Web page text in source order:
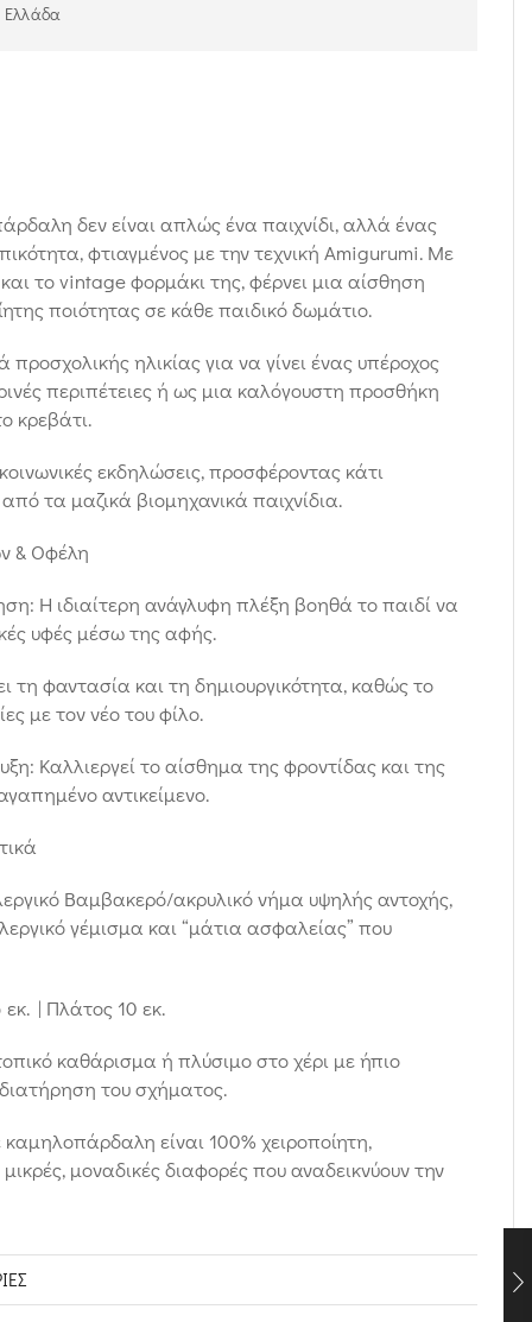
Ελλάδα
δεν είναι απλώς ένα παιχνίδι, αλλά ένας
φτιαγμένος με την τεχνική Amigurumi. Με
το vintage φορμάκι της, φέρνει μια αίσθηση
ποιότητας σε κάθε παιδικό δωμάτιο.
προσχολικής ηλικίας για να γίνει ένας υπέροχος
περιπέτειες ή ως μια καλόγουστη προσθήκη
κρεβάτι.
εκδηλώσεις, προσφέροντας κάτι
τα μαζικά βιομηχανικά παιχνίδια.
& Οφέλη
Η ιδιαίτερη ανάγλυφη πλέξη βοηθά το παιδί να
υφές μέσω της αφής.
τη φαντασία και τη δημιουργικότητα, καθώς το
με τον νέο του φίλο.
Καλλιεργεί το αίσθημα της φροντίδας και της
αντικείμενο.
Βαμβακερό/ακρυλικό νήμα υψηλής αντοχής,
γέμισμα και “μάτια ασφαλείας” που
| Πλάτος 10 εκ.
καθάρισμα ή πλύσιμο στο χέρι με ήπιο
του σχήματος.
είναι 100% χειροποίητη,
μοναδικές διαφορές που αναδεικνύουν την